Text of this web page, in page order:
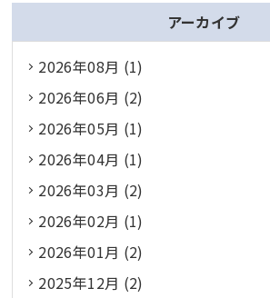
アーカイブ
2026年08月 (1)
2026年06月 (2)
2026年05月 (1)
2026年04月 (1)
2026年03月 (2)
2026年02月 (1)
2026年01月 (2)
2025年12月 (2)